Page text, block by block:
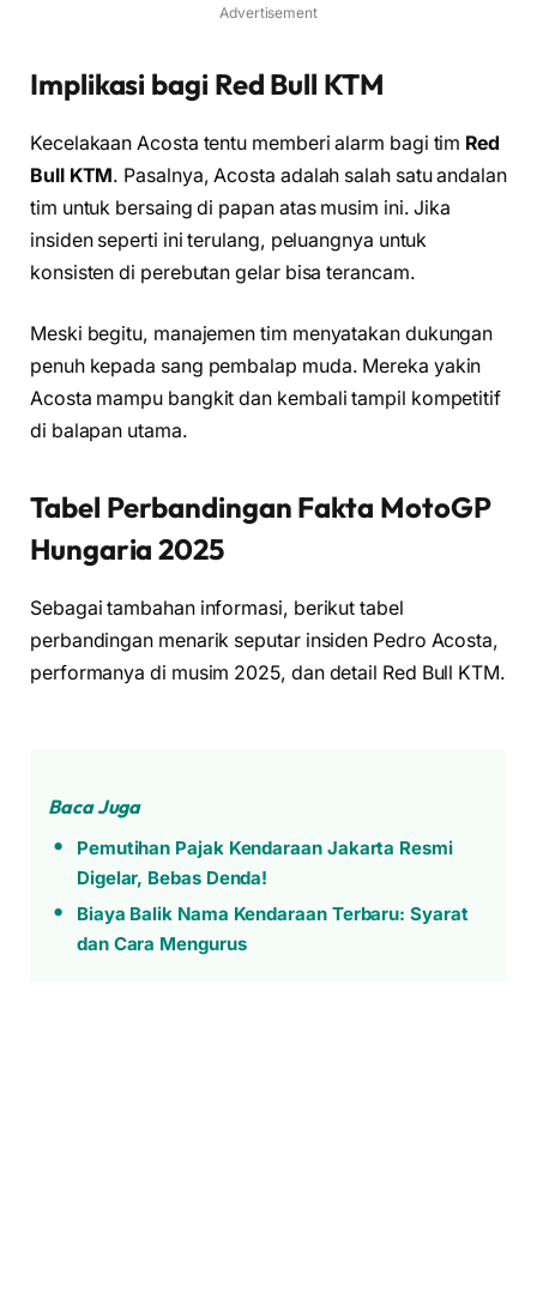
Advertisement
Implikasi bagi Red Bull KTM
Kecelakaan Acosta tentu memberi alarm bagi tim Red
Bull KTM. Pasalnya, Acosta adalah salah satu andalan
tim untuk bersaing di papan atas musim ini. Jika
insiden seperti ini terulang, peluangnya untuk
konsisten di perebutan gelar bisa terancam.
Meski begitu, manajemen tim menyatakan dukungan
penuh kepada sang pembalap muda. Mereka yakin
Acosta mampu bangkit dan kembali tampil kompetitif
di balapan utama.
Tabel Perbandingan Fakta MotoGP
Hungaria 2025
Sebagai tambahan informasi, berikut tabel
perbandingan menarik seputar insiden Pedro Acosta,
performanya di musim 2025, dan detail Red Bull KTM.
Baca Juga
Pemutihan Pajak Kendaraan Jakarta Resmi
Digelar, Bebas Denda!
Biaya Balik Nama Kendaraan Terbaru: Syarat
dan Cara Mengurus